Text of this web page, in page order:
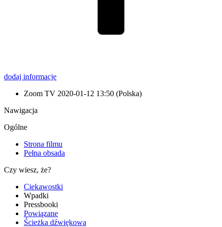
dodaj informacje
Zoom TV 2020-01-12 13:50 (Polska)
Nawigacja
Ogólne
Strona filmu
Pełna obsada
Czy wiesz, że?
Ciekawostki
Wpadki
Pressbooki
Powiązane
Ścieżka dźwiękowa